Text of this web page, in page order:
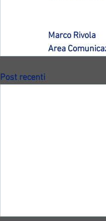
Marco Rivola
Area
Post recenti